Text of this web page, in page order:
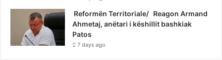
Reformën Territoriale/ Reagon Armand
Ahmetaj, anëtari i këshillit bashkiak
Patos
7 days ago